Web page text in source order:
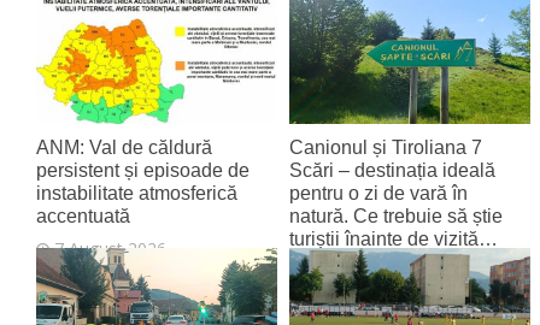
ANM: Val de căldură
persistent și episoade de
instabilitate atmosferică
accentuată
7 August 2026
Canionul și Tiroliana 7
Scări – destinația ideală
pentru o zi de vară în
natură. Ce trebuie să știe
turiștii înainte de vizită…
7 August 2026